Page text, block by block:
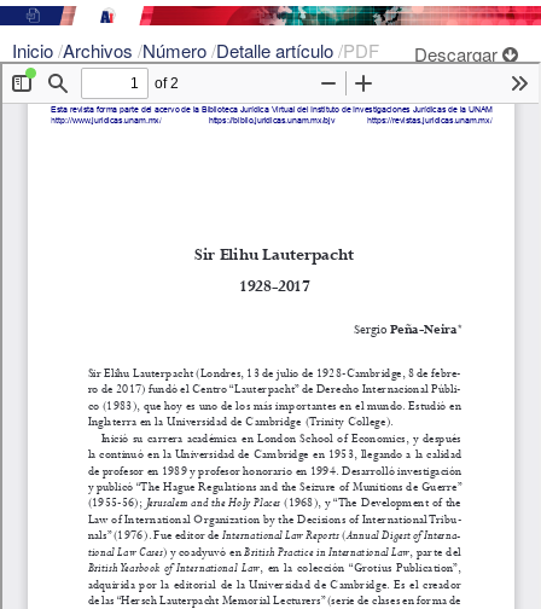
Inicio/Archivos /Número/Detalle artículo/PDF Descargar